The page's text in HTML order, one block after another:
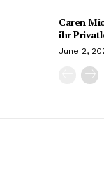
Caren
ihr
June 2,